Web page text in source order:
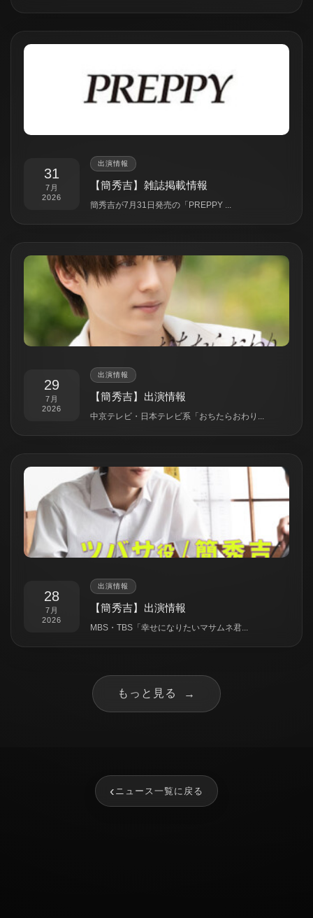
31
7月
2026
出演情報
【簡秀吉】雑誌掲載情報
簡秀吉が7月31日発売の「PREPPY ...
29
7月
2026
出演情報
【簡秀吉】出演情報
中京テレビ・日本テレビ系「おちたらおわり...
28
7月
2026
出演情報
【簡秀吉】出演情報
MBS・TBS「幸せになりたいマサムネ君...
もっと見る →
‹ ニュース一覧に戻る